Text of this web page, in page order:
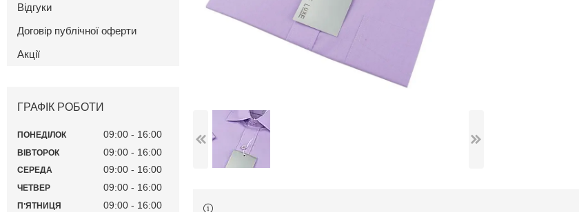
Відгуки
Договір публічної оферти
Акції
ГРАФІК РОБОТИ
ПОНЕДІЛОК 09:00 16:00
ВІВТОРОК 09:00 16:00
СЕРЕДА 09:00 16:00
ЧЕТВЕР 09:00 16:00
ПʼЯТНИЦЯ 09:00 16:00